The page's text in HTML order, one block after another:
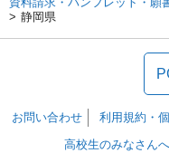
静岡県
お問い合わせ 利用規約・
高校生のみなさんへ